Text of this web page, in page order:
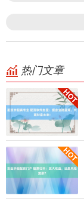
热门文章